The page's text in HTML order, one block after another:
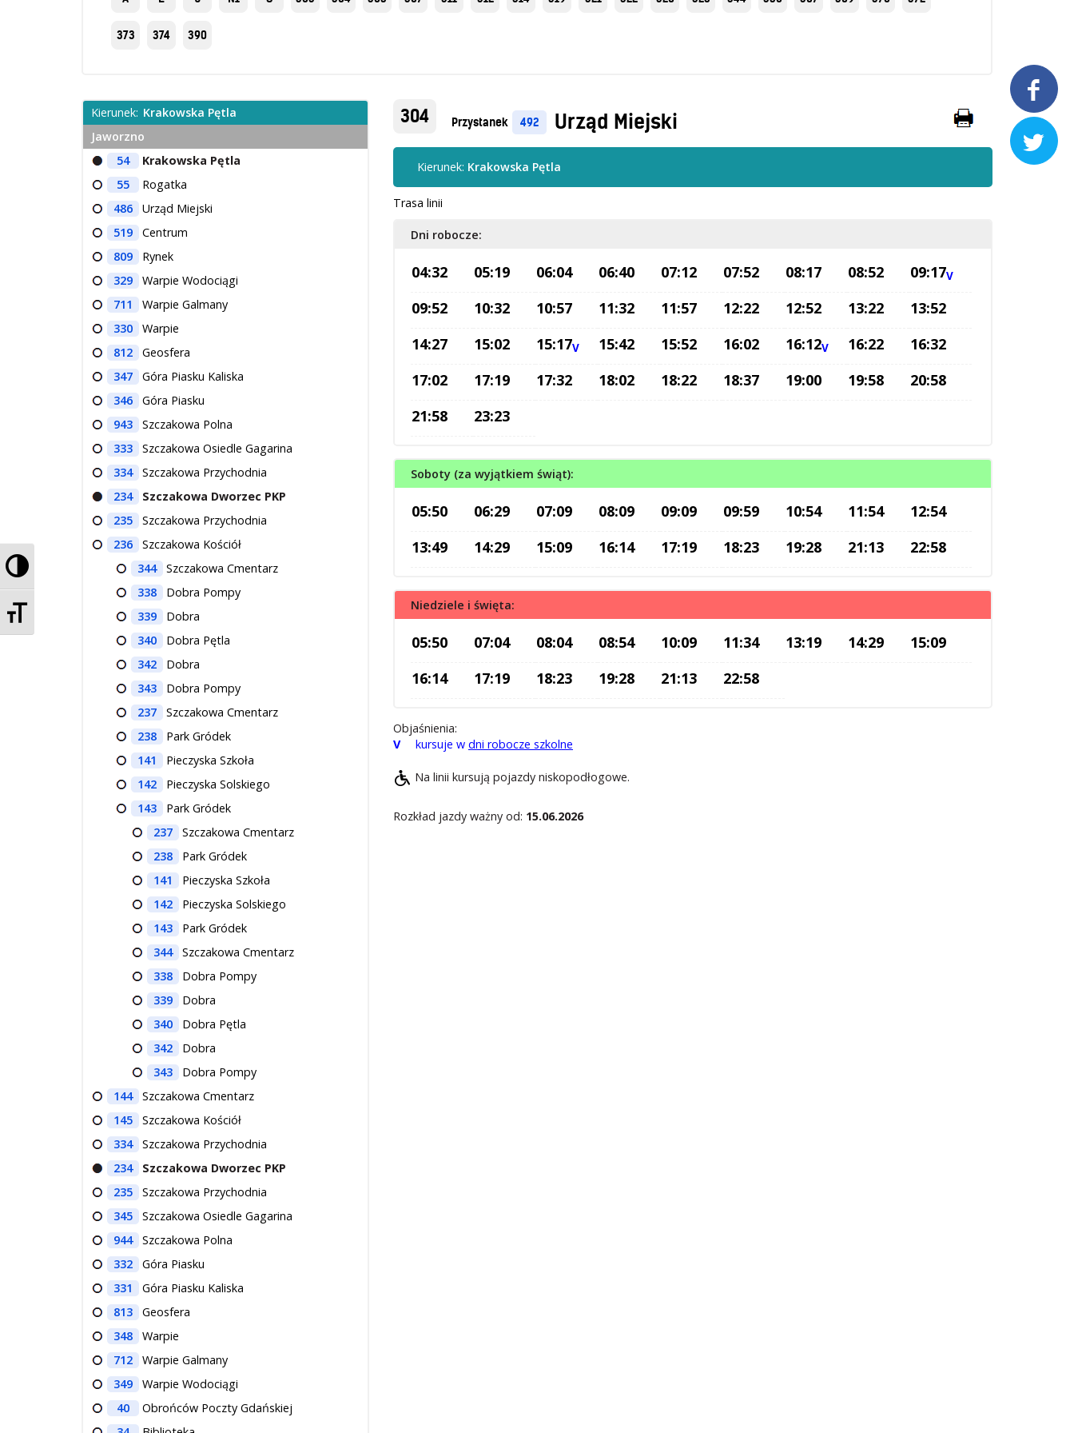
Przełącz wysoki kontrast
Zmień rozmiar czcionek


373 374 390
304 Przystanek 492 Urząd Miejski
Kierunek: Krakowska Pętla
Trasa linii
Dni robocze:
04:32 05:19 06:04 06:40 07:12 07:52 08:17 08:52 09:17V
09:52 10:32 10:57 11:32 11:57 12:22 12:52 13:22
13:52
14:27
15:02 15:17V 15:42 15:52 16:02 16:12V 16:22
16:32
17:02
17:19 17:32 18:02 18:22 18:37 19:00 19:58
20:58
21:58
23:23
Soboty (za wyjątkiem świąt):
05:50 06:29 07:09 08:09 09:09 09:59 10:54 11:54
12:54
13:49
14:29 15:09 16:14 17:19 18:23 19:28 21:13 22:58
Niedziele i święta:
05:50 07:04 08:04 08:54 10:09 11:34 13:19 14:29
15:09
16:14
17:19 18:23 19:28 21:13 22:58
Objaśnienia:
V
kursuje w dni robocze szkolne
Na linii kursują pojazdy niskopodłogowe.
Rozkład jazdy ważny od: 15.06.2026
Kierunek: Krakowska Pętla
Jaworzno
54
Krakowska Pętla
55
Rogatka
486
Urząd Miejski
519
Centrum
809
Rynek
329
Warpie Wodociągi
711
Warpie Galmany
330
Warpie
812
Geosfera
347
Góra Piasku Kaliska
346
Góra Piasku
943
Szczakowa Polna
333
Szczakowa Osiedle Gagarina
334
Szczakowa Przychodnia
234
Szczakowa Dworzec PKP
235
Szczakowa Przychodnia
236
Szczakowa Kościół
344
Szczakowa Cmentarz
338
Dobra Pompy
339
Dobra
340
Dobra Pętla
342
Dobra
343
Dobra Pompy
237
Szczakowa Cmentarz
238
Park Gródek
141
Pieczyska Szkoła
142
Pieczyska Solskiego
143
Park Gródek
237
Szczakowa Cmentarz
238
Park Gródek
141
Pieczyska Szkoła
142
Pieczyska Solskiego
143
Park Gródek
344
Szczakowa Cmentarz
338
Dobra Pompy
339
Dobra
340
Dobra Pętla
342
Dobra
343
Dobra Pompy
144
Szczakowa Cmentarz
145
Szczakowa Kościół
334
Szczakowa Przychodnia
234
Szczakowa Dworzec PKP
235
Szczakowa Przychodnia
345
Szczakowa Osiedle Gagarina
944
Szczakowa Polna
332
Góra Piasku
331
Góra Piasku Kaliska
813
Geosfera
348
Warpie
712
Warpie Galmany
349
Warpie Wodociągi
40
Obrońców Poczty Gdańskiej